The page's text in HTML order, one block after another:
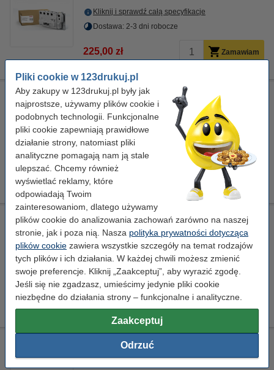
Pliki cookie w 123drukuj.pl
Aby zakupy w 123drukuj.pl były jak
najprostsze, używamy plików cookie i
podobnych technologii. Funkcjonalne
pliki cookie zapewniają prawidłowe
działanie strony, natomiast pliki
analityczne pomagają nam ją stale
ulepszać. Chcemy również
wyświetlać reklamy, które
odpowiadają Twoim
zainteresowaniom, dlatego używamy
plików cookie do analizowania zachowań zarówno na naszej
stronie, jak i poza nią. Nasza polityka prywatności dotycząca
plików cookie zawiera wszystkie szczegóły na temat rodzajów
tych plików i ich działania. W każdej chwili możesz zmienić
swoje preferencje. Kliknij „Zaakceptuj”, aby wyrazić zgodę.
Jeśli się nie zgadzasz, umieścimy jedynie pliki cookie
niezbędne do działania strony – funkcjonalne i analityczne.
Zaakceptuj
Odrzuć
Kliknij i sprawdź całą specyfikacje
Dostawa: 2-3 dni robocze
225,00 zł Zamawiam
Xerox 013R00697 bęben/drum czarny, oryginalny
zespół obrazujący ± 150.000 stron
Kliknij i sprawdź całą specyfikacje
Dostawa: 2-3 dni robocze
412,00 zł Zamawiam
Xerox 013R00698 bęben/drum kolorowy, oryginalny
zespół obrazujący ± 150.000 stron
Kliknij i sprawdź całą specyfikacje
Dostawa: 2-3 dni robocze
1 185,00 zł Zamawiam
Xerox 006R04632 toner czarny, oryginalny
standard Xerox ± 20.000 stron 006R04632